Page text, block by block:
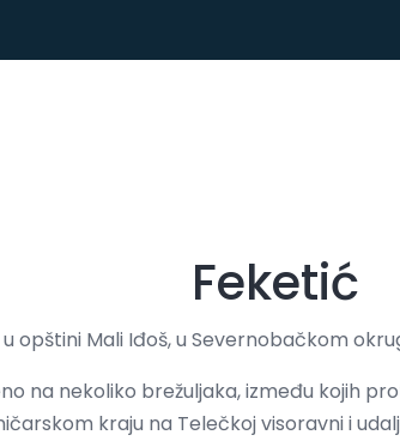
Feketić
opštini Mali Iđoš, u Severnobačkom
na nekoliko brežuljaka, između kojih
kraju na Telečkoj visoravni i